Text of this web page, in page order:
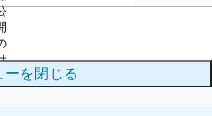
ーを閉じる
作成 令和08年01月15日